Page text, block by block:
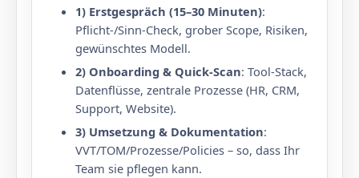
1) Erstgespräch (15–30 Minuten):
Pflicht‑/Sinn‑Check, grober Scope, Risiken,
gewünschtes Modell.
2) Onboarding & Quick‑Scan: Tool‑Stack,
Datenflüsse, zentrale Prozesse (HR, CRM,
Support, Website).
3) Umsetzung & Dokumentation:
VVT/TOM/Prozesse/Policies – so, dass Ihr
Team sie pflegen kann.